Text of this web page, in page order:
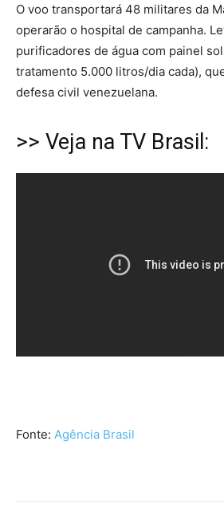
O voo transportará 48 militares da
operarão o hospital de campanha.
purificadores de água com painel
tratamento 5.000 litros/dia cada),
defesa civil venezuelana.
>> Veja na TV Brasil:
Fonte: Agência Brasil